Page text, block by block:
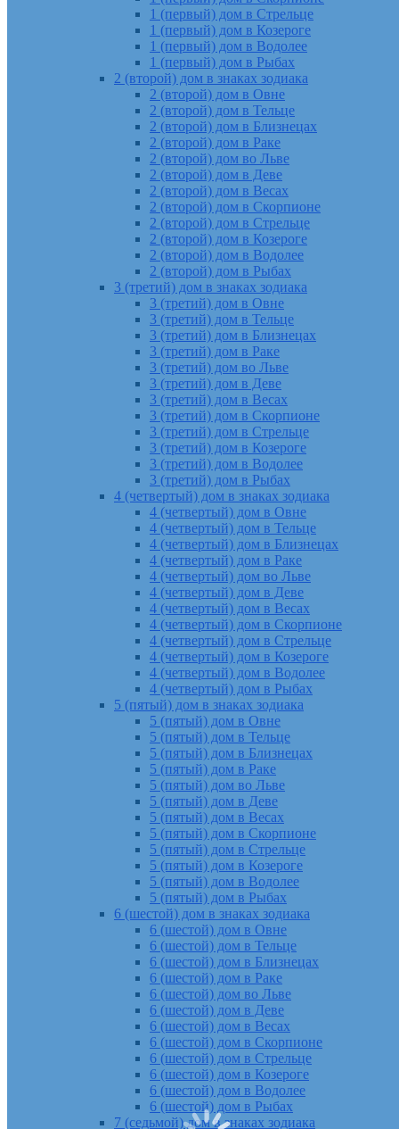
1 (первый) дом в Стрельце
1 (первый) дом в Козероге
1 (первый) дом в Водолее
1 (первый) дом в Рыбах
2 (второй) дом в знаках зодиака
2 (второй) дом в Овне
2 (второй) дом в Тельце
2 (второй) дом в Близнецах
2 (второй) дом в Раке
2 (второй) дом во Льве
2 (второй) дом в Деве
2 (второй) дом в Весах
2 (второй) дом в Скорпионе
2 (второй) дом в Стрельце
2 (второй) дом в Козероге
2 (второй) дом в Водолее
2 (второй) дом в Рыбах
3 (третий) дом в знаках зодиака
3 (третий) дом в Овне
3 (третий) дом в Тельце
3 (третий) дом в Близнецах
3 (третий) дом в Раке
3 (третий) дом во Льве
3 (третий) дом в Деве
3 (третий) дом в Весах
3 (третий) дом в Скорпионе
3 (третий) дом в Стрельце
3 (третий) дом в Козероге
3 (третий) дом в Водолее
3 (третий) дом в Рыбах
4 (четвертый) дом в знаках зодиака
4 (четвертый) дом в Овне
4 (четвертый) дом в Тельце
4 (четвертый) дом в Близнецах
4 (четвертый) дом в Раке
4 (четвертый) дом во Льве
4 (четвертый) дом в Деве
4 (четвертый) дом в Весах
4 (четвертый) дом в Скорпионе
4 (четвертый) дом в Стрельце
4 (четвертый) дом в Козероге
4 (четвертый) дом в Водолее
4 (четвертый) дом в Рыбах
5 (пятый) дом в знаках зодиака
5 (пятый) дом в Овне
5 (пятый) дом в Тельце
5 (пятый) дом в Близнецах
5 (пятый) дом в Раке
5 (пятый) дом во Льве
5 (пятый) дом в Деве
5 (пятый) дом в Весах
5 (пятый) дом в Скорпионе
5 (пятый) дом в Стрельце
5 (пятый) дом в Козероге
5 (пятый) дом в Водолее
5 (пятый) дом в Рыбах
6 (шестой) дом в знаках зодиака
6 (шестой) дом в Овне
6 (шестой) дом в Тельце
6 (шестой) дом в Близнецах
6 (шестой) дом в Раке
6 (шестой) дом во Льве
6 (шестой) дом в Деве
6 (шестой) дом в Весах
6 (шестой) дом в Скорпионе
6 (шестой) дом в Стрельце
6 (шестой) дом в Козероге
6 (шестой) дом в Водолее
6 (шестой) дом в Рыбах
7 (седьмой) дом в знаках зодиака